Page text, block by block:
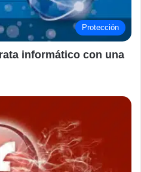
Protección
informático con una